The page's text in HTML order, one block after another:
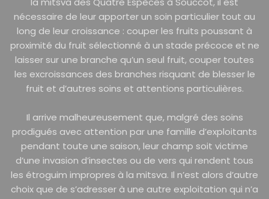
nécessaire de leur apporter un soin particulier tout au
long de leur croissance : couper les fruits poussant à
proximité du fruit sélectionné à un stade précoce et ne
laisser sur une branche qu’un seul fruit, couper toutes
les excroissances des branches risquant de blesser le
fruit et d’autres soins et attentions particulières.
Il arrive malheureusement que, malgré des soins
prodigués avec attention par une famille d’exploitants
pendant toute une saison, leur champ soit victime
d’une invasion d’insectes ou de vers qui rendent tous
les étroguim impropres à la mitsva. Il n’est alors d’autre
choix que de s’adresser à une autre exploitation qui n’a